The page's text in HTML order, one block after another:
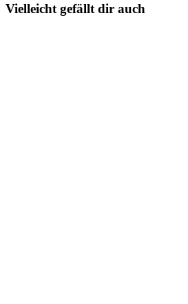
Vielleicht gefällt dir auch